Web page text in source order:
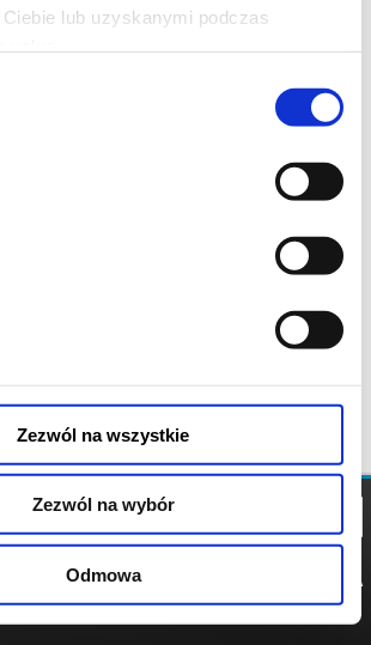
lub uzyskanymi podczas
Zezwól na wszystkie
Zezwól na wybór
Odmowa
POLITYKA
POLITYKA